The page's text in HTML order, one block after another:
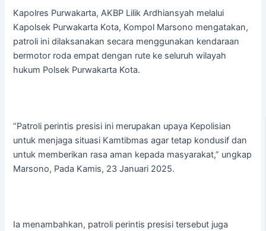
Kapolres Purwakarta, AKBP Lilik Ardhiansyah melalui
Kapolsek Purwakarta Kota, Kompol Marsono mengatakan,
patroli ini dilaksanakan secara menggunakan kendaraan
bermotor roda empat dengan rute ke seluruh wilayah
hukum Polsek Purwakarta Kota.
“Patroli perintis presisi ini merupakan upaya Kepolisian
untuk menjaga situasi Kamtibmas agar tetap kondusif dan
untuk memberikan rasa aman kepada masyarakat,” ungkap
Marsono, Pada Kamis, 23 Januari 2025.
Ia menambahkan, patroli perintis presisi tersebut juga